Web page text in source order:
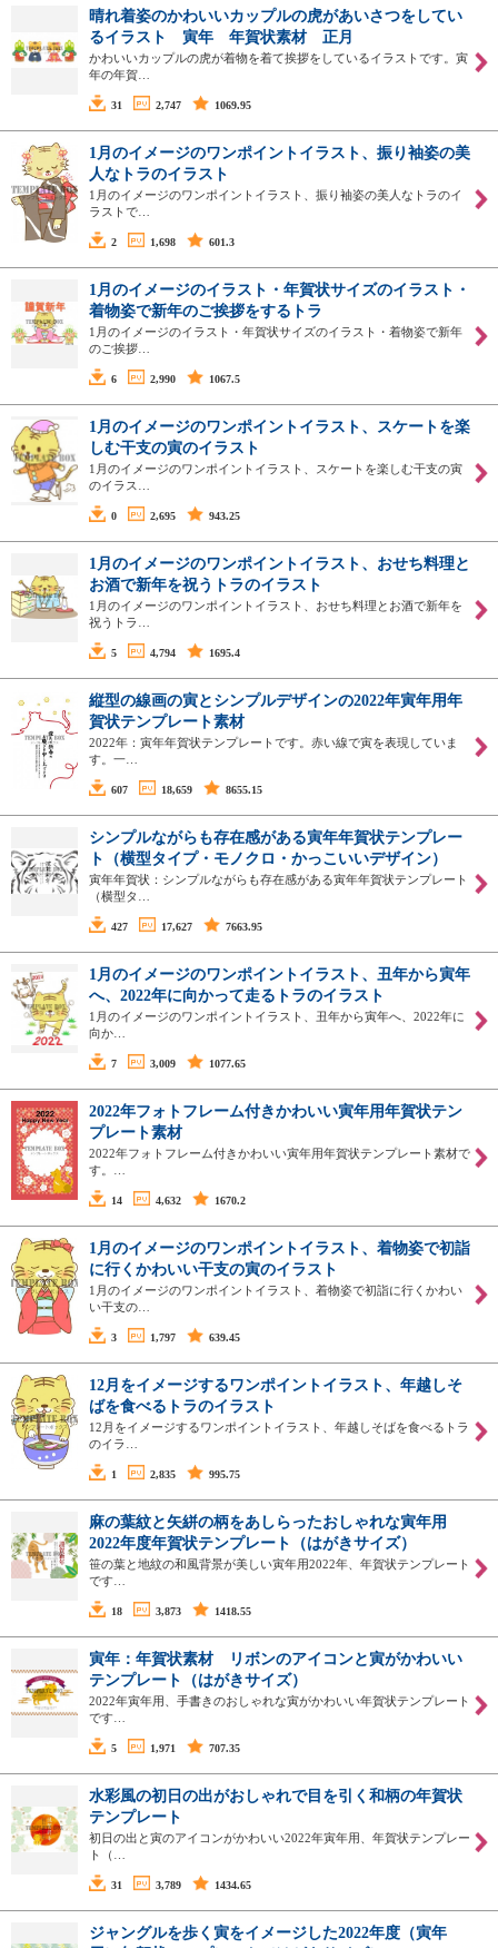
晴れ着姿のかわいいカップルの虎があいさつをしてい
るイラスト 寅年 年賀状素材 正月
かわいいカップルの虎が着物を着て挨拶をしているイラストです。寅
年の年賀…
31 2,747 1069.95
1月のイメージのワンポイントイラスト、振り袖姿の美
人なトラのイラスト
1月のイメージのワンポイントイラスト、振り袖姿の美人なトラのイ
ラストで…
2 1,698 601.3
1月のイメージのイラスト・年賀状サイズのイラスト・
着物姿で新年のご挨拶をするトラ
1月のイメージのイラスト・年賀状サイズのイラスト・着物姿で新年
のご挨拶…
6 2,990 1067.5
1月のイメージのワンポイントイラスト、スケートを楽
しむ干支の寅のイラスト
1月のイメージのワンポイントイラスト、スケートを楽しむ干支の寅
のイラス…
0 2,695 943.25
1月のイメージのワンポイントイラスト、おせち料理と
お酒で新年を祝うトラのイラスト
1月のイメージのワンポイントイラスト、おせち料理とお酒で新年を
祝うトラ…
5 4,794 1695.4
縦型の線画の寅とシンプルデザインの2022年寅年用年
賀状テンプレート素材
2022年：寅年年賀状テンプレートです。赤い線で寅を表現していま
す。一…
607 18,659 8655.15
シンプルながらも存在感がある寅年年賀状テンプレー
ト（横型タイプ・モノクロ・かっこいいデザイン）
寅年年賀状：シンプルながらも存在感がある寅年年賀状テンプレート
（横型タ…
427 17,627 7663.95
1月のイメージのワンポイントイラスト、丑年から寅年
へ、2022年に向かって走るトラのイラスト
1月のイメージのワンポイントイラスト、丑年から寅年へ、2022年に
向か…
7 3,009 1077.65
2022年フォトフレーム付きかわいい寅年用年賀状テン
プレート素材
2022年フォトフレーム付きかわいい寅年用年賀状テンプレート素材で
す。…
14 4,632 1670.2
1月のイメージのワンポイントイラスト、着物姿で初詣
に行くかわいい干支の寅のイラスト
1月のイメージのワンポイントイラスト、着物姿で初詣に行くかわい
い干支の…
3 1,797 639.45
12月をイメージするワンポイントイラスト、年越しそ
ばを食べるトラのイラスト
12月をイメージするワンポイントイラスト、年越しそばを食べるトラ
のイラ…
1 2,835 995.75
麻の葉紋と矢絣の柄をあしらったおしゃれな寅年用
2022年度年賀状テンプレート（はがきサイズ）
笹の葉と地紋の和風背景が美しい寅年用2022年、年賀状テンプレート
です…
18 3,873 1418.55
寅年：年賀状素材 リボンのアイコンと寅がかわいい
テンプレート（はがきサイズ）
2022年寅年用、手書きのおしゃれな寅がかわいい年賀状テンプレート
です…
5 1,971 707.35
水彩風の初日の出がおしゃれで目を引く和柄の年賀状
テンプレート
初日の出と寅のアイコンがかわいい2022年寅年用、年賀状テンプレー
ト（…
31 3,789 1434.65
ジャングルを歩く寅をイメージした2022年度（寅年